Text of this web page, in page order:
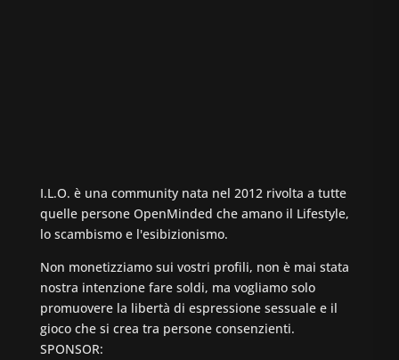
I.L.O. è una community nata nel 2012 rivolta a tutte
quelle persone OpenMinded che amano il Lifestyle,
lo scambismo e l'esibizionismo.
Non monetizziamo sui vostri profili, non è mai stata
nostra intenzione fare soldi, ma vogliamo solo
promuovere la libertà di espressione sessuale e il
gioco che si crea tra persone consenzienti.
SPONSOR: